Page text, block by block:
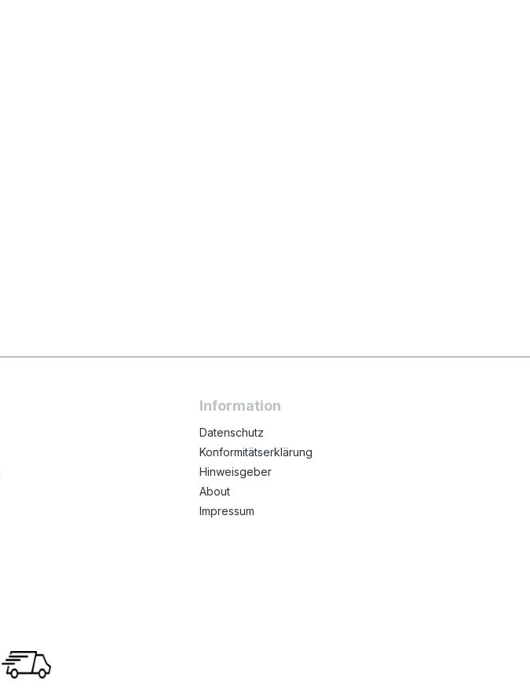
Information
Datenschutz
Konformitätserklärung
Hinweisgeber
About
Impressum